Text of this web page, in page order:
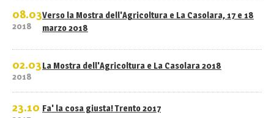
08.03
2018
Verso la Mostra dell'Agricoltura e La Casolara, 17 e 18
marzo 2018
02.03
2018
La Mostra dell'Agricoltura e La Casolara 2018
23.10 Fa' la cosa giusta! Trento 2017